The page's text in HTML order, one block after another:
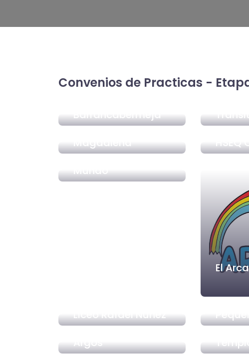
Convenios de Practicas -
Camara de
Barrancabermeja
Clínica La
Magdalena
HSEQ
Jardin el Niño y su
Mundo
El
Liceo Rafael Nuñez
Argos